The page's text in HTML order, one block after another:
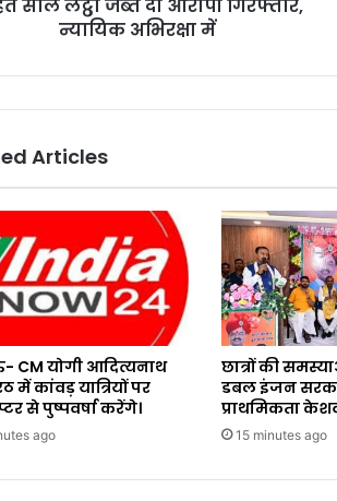
साल लट्ठा जब्त दो आरोपी गिरफ्तार,
न्यायिक अभिरक्षा में
Articles
योगी आदित्यनाथ
में कांवड़ यात्रियों पर
से पुष्पवर्षा करेंगे।
ago
छात्रों की
डबल इंजन
प्राथमिकता केशव
15 minutes ago